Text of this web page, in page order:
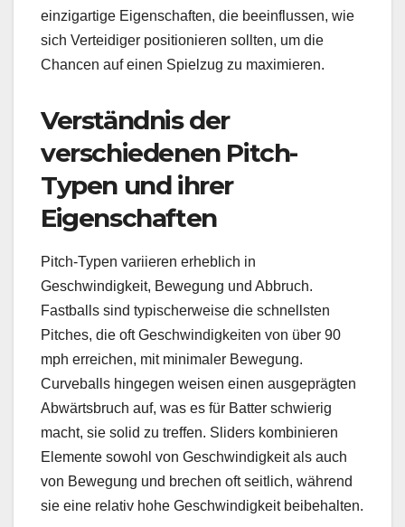
einzigartige Eigenschaften, die beeinflussen, wie
sich Verteidiger positionieren sollten, um die
Chancen auf einen Spielzug zu maximieren.
Verständnis der
verschiedenen Pitch-
Typen und ihrer
Eigenschaften
Pitch-Typen variieren erheblich in
Geschwindigkeit, Bewegung und Abbruch.
Fastballs sind typischerweise die schnellsten
Pitches, die oft Geschwindigkeiten von über 90
mph erreichen, mit minimaler Bewegung.
Curveballs hingegen weisen einen ausgeprägten
Abwärtsbruch auf, was es für Batter schwierig
macht, sie solid zu treffen. Sliders kombinieren
Elemente sowohl von Geschwindigkeit als auch
von Bewegung und brechen oft seitlich, während
sie eine relativ hohe Geschwindigkeit beibehalten.